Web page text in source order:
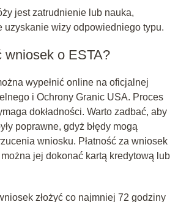
jest zatrudnienie lub nauka,
uzyskanie wizy odpowiedniego typu.
wniosek o ESTA?
wypełnić online na oficjalnej
i Ochrony Granic USA. Proces
dokładności. Warto zadbać, aby
poprawne, gdyż błędy mogą
wniosku. Płatność za wniosek
jej dokonać kartą kredytową lub
złożyć co najmniej 72 godziny